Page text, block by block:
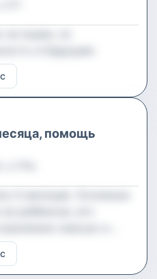
помощь
внимательное
Мама будет рядом